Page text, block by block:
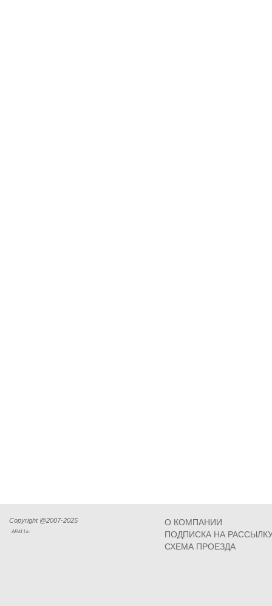
Copyright @2007-2025
ARM Llc
О КОМПАНИИ
ПОДПИСКА НА
СХЕМА ПРОЕЗДА